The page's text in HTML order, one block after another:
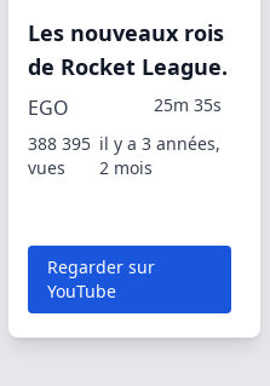
Les nouveaux rois
de Rocket League.
EGO
25m 35s
388 395
vues
il y a 3 années,
2 mois
Regarder sur
YouTube